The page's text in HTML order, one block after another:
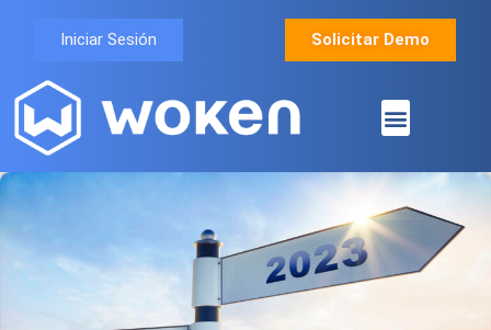
Iniciar Sesión Solicitar Demo